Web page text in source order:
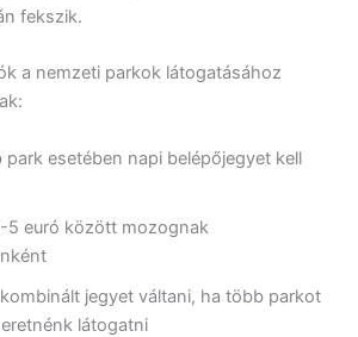
fekszik.
a nemzeti parkok látogatásához
park esetében napi belépőjegyet kell
5 euró között mozognak
jegyet váltani, ha több parkot
látogatni